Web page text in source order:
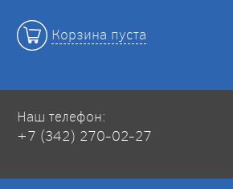
Корзина пуста
Наш телефон:
+7 (342) 270-02-27